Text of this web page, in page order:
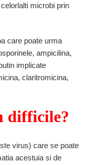
microbi prin
care poate urma
ampicilina,
implicate
claritromicina,
difficile?
virus) care se poate
acestuia si de